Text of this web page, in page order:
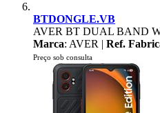
BTDONGLE.VB
AVER BT DUAL BAND
Marca: AVER | Ref.
Preço sob consulta